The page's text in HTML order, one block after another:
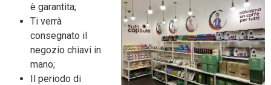
è garantita;
Ti verrà
consegnato il
negozio chiavi in
mano;
Il periodo di